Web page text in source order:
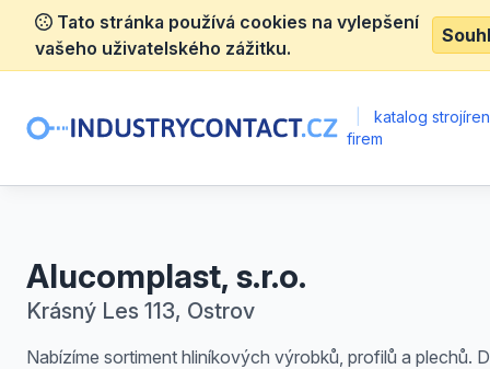
Tato stránka používá cookies na vylepšení
vašeho uživatelského zážitku.
katalog
firem
Alucomplast, s.r.o.
Krásný Les 113, Ostrov
Nabízíme sortiment hliníkových výrobků, profilů a plechů.